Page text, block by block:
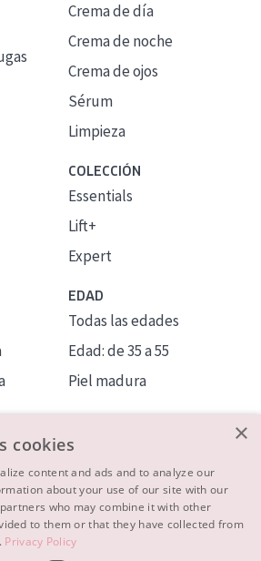
Crema de día
Crema de noche
Crema de ojos
Sérum
Limpieza
COLECCIÓN
Essentials
Lift+
Expert
EDAD
Todas las edades
Edad: de 35 a 55
Piel madura
×
cookies
content and ads and to analyze our
about your use of our site with our
who may combine it with other
to them or that they have collected from
Privacy Policy